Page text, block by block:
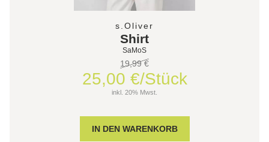
s.Oliver
Shirt
SaMoS
19,99 €
25,00 €/Stück
inkl. 20% Mwst.